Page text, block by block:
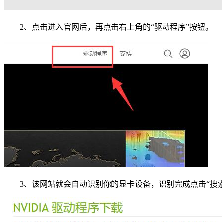
2、点击进入官网后，再点击右上角的“驱动程序”按钮。
3、该网站就会自动识别你的显卡设备，识别完成点击“搜